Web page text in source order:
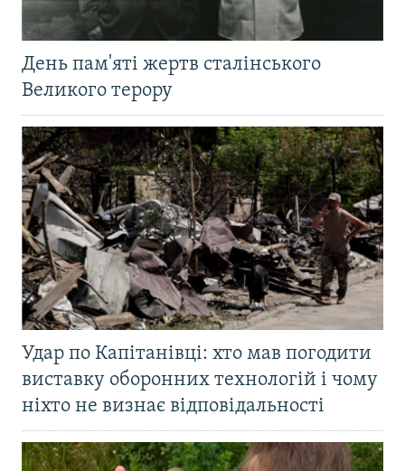
День пам'яті жертв сталінського
Великого терору
Удар по Капітанівці: хто мав погодити
виставку оборонних технологій і чому
ніхто не визнає відповідальності